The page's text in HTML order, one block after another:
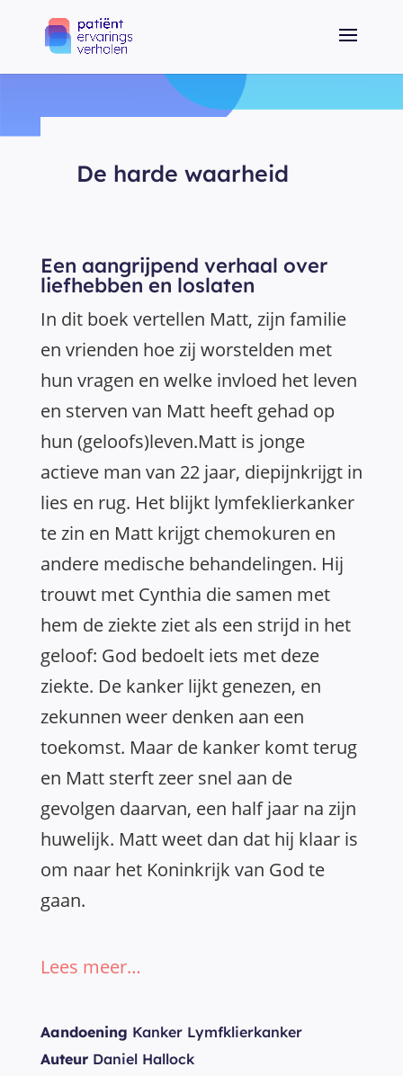
De harde waarheid
Een aangrijpend verhaal over
liefhebben en loslaten
In dit boek vertellen Matt, zijn familie
en vrienden hoe zij worstelden met
hun vragen en welke invloed het leven
en sterven van Matt heeft gehad op
hun (geloofs)leven.Matt is jonge
actieve man van 22 jaar, diepijnkrijgt in
lies en rug. Het blijkt lymfeklierkanker
te zin en Matt krijgt chemokuren en
andere medische behandelingen. Hij
trouwt met Cynthia die samen met
hem de ziekte ziet als een strijd in het
geloof: God bedoelt iets met deze
ziekte. De kanker lijkt genezen, en
zekunnen weer denken aan een
toekomst. Maar de kanker komt terug
en Matt sterft zeer snel aan de
gevolgen daarvan, een half jaar na zijn
huwelijk. Matt weet dan dat hij klaar is
om naar het Koninkrijk van God te
gaan.
Lees meer…
Aandoening Kanker Lymfklierkanker
Auteur Daniel Hallock